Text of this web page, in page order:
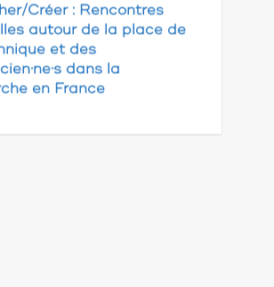
Créer : Rencontres
autour de la place de
et des
dans la
en France